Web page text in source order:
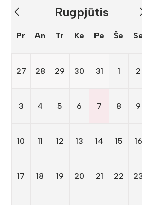
Rugpjūtis
Pr An Tr Ke Pe Še
27 28 29 30 31 1 2
3 4 5 6 7 8 9
10 11 12 13 14 15 16
17 18 19 20 21 22